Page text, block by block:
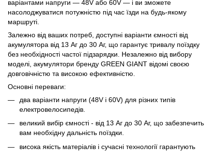
варіантами напруги — 48V або 60V — і ви зможете
насолоджуватися потужністю під час їзди на будь-якому
маршруті.
Залежно від ваших потреб, доступні варіанти ємності від
акумулятора від 13 Аг до 30 Аг, що гарантує тривалу поїздку
без необхідності частої підзарядки. Незалежно від вибору
моделі, акумулятори бренду GREEN GIANT відомі своєю
довговічністю та високою ефективністю.
Основні переваги:
два варіанти напруги (48V і 60V) для різних типів
електровелосипедів.
великий вибір ємності - від 13 Аг до 30 Аг, що забезпечить
вам необхідну дальність поїздки.
висока якість матеріалів і сучасні технології гарантують